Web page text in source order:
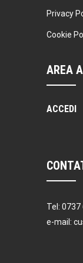
Privacy
Cookie
AREA
ACCEDI
Tel:
e-mail: